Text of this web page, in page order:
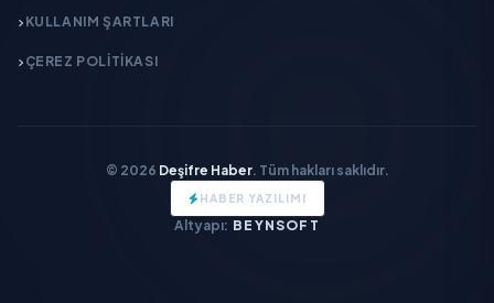
KULLANIM ŞARTLARI
ÇEREZ POLITIKASI
© 2026 Deşifre Haber. Tüm hakları saklıdır.
HABER YAZILIMI
Altyapı: BEYNSOFT